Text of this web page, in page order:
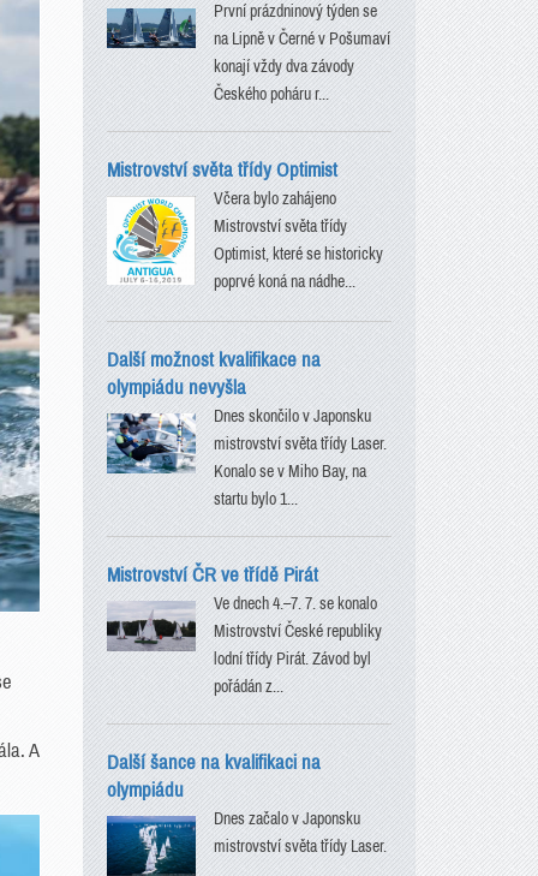
A
První prázdninový týden se
na Lipně v Černé v Pošumaví
konají vždy dva závody
Českého poháru r...
Mistrovství světa třídy Optimist
Včera bylo zahájeno
Mistrovství světa třídy
Optimist, které se historicky
poprvé koná na nádhe...
Další možnost kvalifikace na
olympiádu nevyšla
Dnes skončilo v Japonsku
mistrovství světa třídy Laser.
Konalo se v Miho Bay, na
startu bylo 1...
Mistrovství ČR ve třídě Pirát
Ve dnech 4.–7. 7. se konalo
Mistrovství České republiky
lodní třídy Pirát. Závod byl
pořádán z...
Další šance na kvalifikaci na
olympiádu
Dnes začalo v Japonsku
mistrovství světa třídy Laser.